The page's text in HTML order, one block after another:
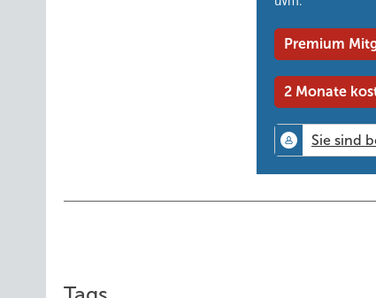
Premium
2 Monate